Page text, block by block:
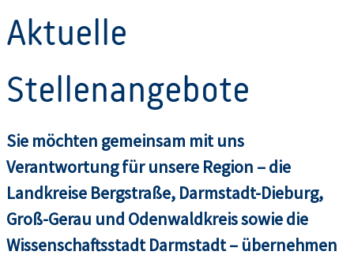
Aktuelle
Stellenangebote
Sie möchten gemeinsam mit uns
Verantwortung für unsere Region – die
Landkreise Bergstraße, Darmstadt-Dieburg,
Groß-Gerau und Odenwaldkreis sowie die
Wissenschaftsstadt Darmstadt – übernehmen